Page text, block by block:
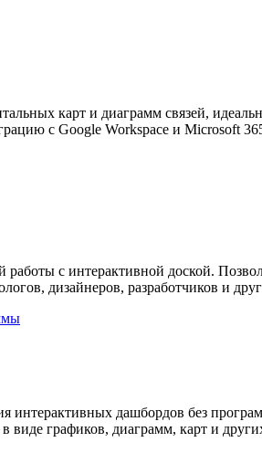
карт и диаграмм связей,
с Google Workspace и Microsoft
с интерактивной доской.
дизайнеров, разработчиков и
интерактивных дашбордов без
виде графиков, диаграмм, карт и